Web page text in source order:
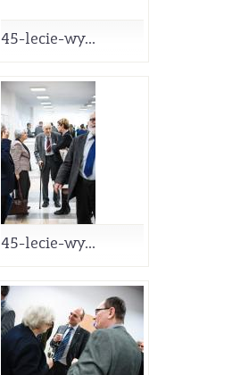
45-lecie-wy...
45-lecie-wy...